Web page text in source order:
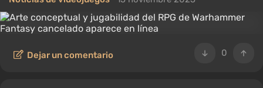
0
Dejar un comentario